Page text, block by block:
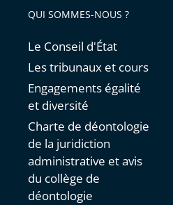
QUI SOMMES-NOUS ?
Le Conseil d'État
Les tribunaux et cours
Engagements égalité
et diversité
Charte de déontologie
de la juridiction
administrative et avis
du collège de
déontologie